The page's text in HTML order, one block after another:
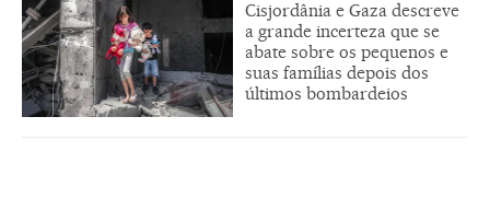
Cisjordânia e Gaza descreve
a grande incerteza que se
abate sobre os pequenos e
suas famílias depois dos
últimos bombardeios